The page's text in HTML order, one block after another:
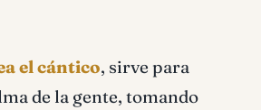
el cántico, sirve para
de la gente, tomando